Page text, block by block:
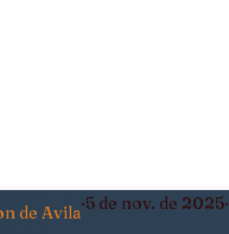
de Avila 5 de nov. de 2025